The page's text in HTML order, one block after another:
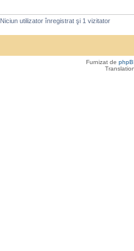
utilizator înregistrat şi 1 vizitator
Furnizat de